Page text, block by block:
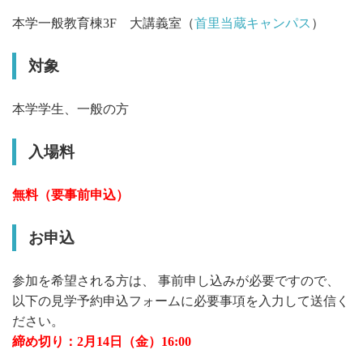
本学一般教育棟3F 大講義室（首里当蔵キャンパス ）
対象
本学学生、一般の方
入場料
無料（要事前申込）
お申込
参加を希望される方は、 事前申し込みが必要ですので、
以下の見学予約申込フォームに必要事項を入力して送信く
ださい。
締め切り：2月14日（金）16:00